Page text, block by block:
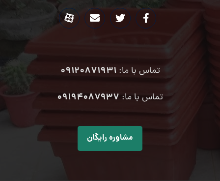
تماس با ما:09120871931
تماس با ما: ۰۹۱۹۴۰۸۷۹۳۷
مشاوره رایگان